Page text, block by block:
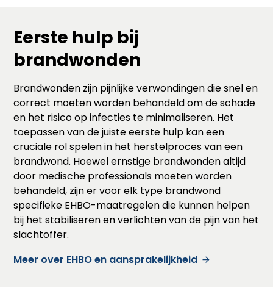
Eerste hulp bij
brandwonden
Brandwonden zijn pijnlijke verwondingen die snel en
correct moeten worden behandeld om de schade
en het risico op infecties te minimaliseren. Het
toepassen van de juiste eerste hulp kan een
cruciale rol spelen in het herstelproces van een
brandwond. Hoewel ernstige brandwonden altijd
door medische professionals moeten worden
behandeld, zijn er voor elk type brandwond
specifieke EHBO-maatregelen die kunnen helpen
bij het stabiliseren en verlichten van de pijn van het
slachtoffer.
Meer over EHBO en aansprakelijkheid